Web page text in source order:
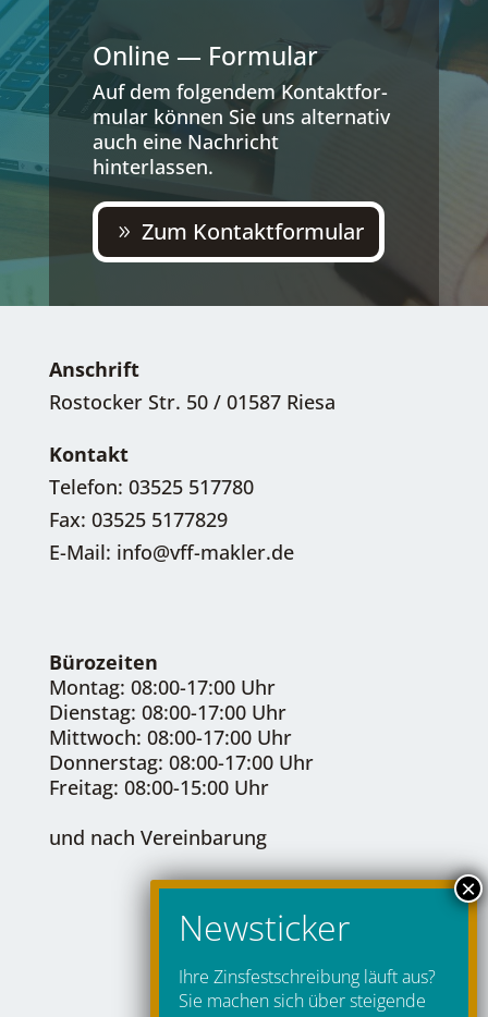
Online — Formular
Auf dem fol­gen­dem Kon­takt­for­
mu­lar kön­nen Sie uns alter­na­tiv
auch eine Nach­richt
hinterlassen.
Zum Kon­takt­for­mu­lar
Anschrift
Rostocker Str. 50 / 01587 Riesa
Kontakt
Telefon: 03525 517780
Fax: 03525 5177829
E-Mail: info@vff-makler.de
Bürozeiten
Montag: 08:00-17:00 Uhr
Dienstag: 08:00-17:00 Uhr
Mittwoch: 08:00-17:00 Uhr
Donnerstag: 08:00-17:00 Uhr
Freitag: 08:00-15:00 Uhr
und nach Vereinbarung
Ihre Zinsfestschreibung läuft aus?
Sie machen sich über steigende